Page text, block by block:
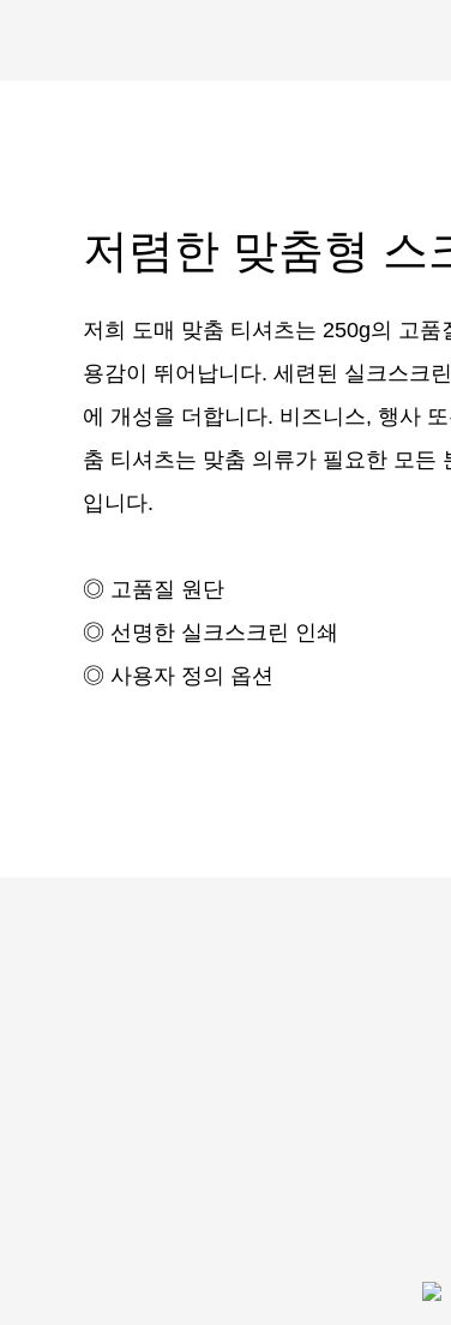
저렴한 맞춤형 스
저희 도매 맞춤 티셔츠는 250g의 고
용감이 뛰어납니다. 세련된 실크스크
에 개성을 더합니다. 비즈니스, 행사
춤 티셔츠는 맞춤 의류가 필요한 모든
입니다.
◎ 고품질 원단
◎ 선명한 실크스크린 인쇄
◎ 사용자 정의 옵션